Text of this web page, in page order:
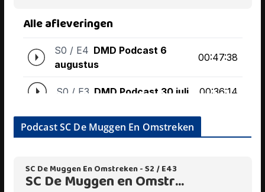
Podcast SC De Muggen En Omstreken